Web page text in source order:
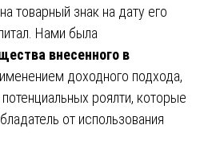
товарный знак на дату его
Нами была
внесенного в
доходного подхода,
роялти, которые
от использования